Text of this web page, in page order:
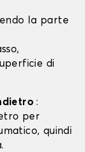
la parte
di
:
per
quindi